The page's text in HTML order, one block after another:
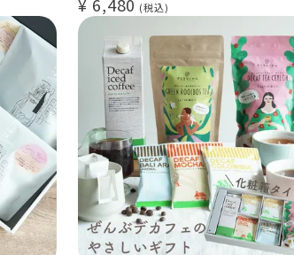
カ・バリアラビカ）30杯
送料無料 (dc)
税込